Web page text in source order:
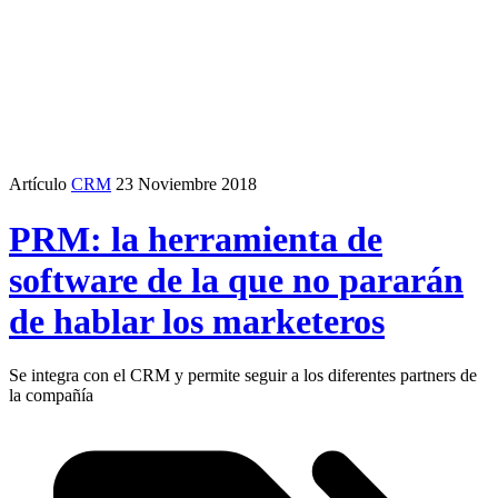
Artículo CRM 23 Noviembre 2018
PRM: la herramienta de
software de la que no pararán
de hablar los marketeros
Se integra con el CRM y permite seguir a los diferentes partners de
la compañía